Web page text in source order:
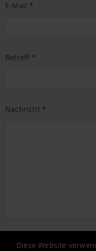
Diese Website
E-Mail *
Betreff *
Nachricht *